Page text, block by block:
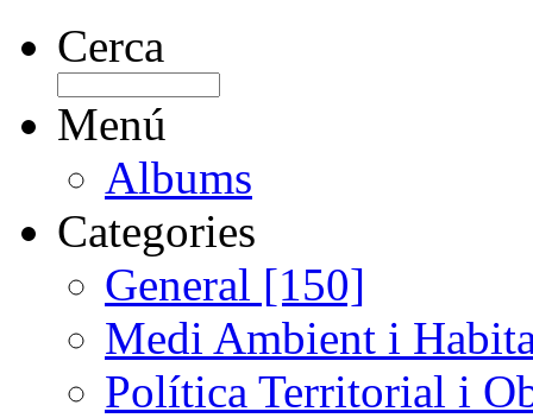
Cerca
Menú
Albums
Categories
General [150]
Medi Ambient i
Política Territorial i